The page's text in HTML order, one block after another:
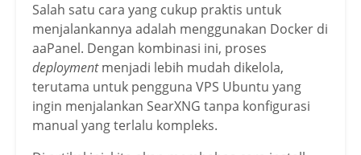
Salah satu cara yang cukup praktis untuk
menjalankannya adalah menggunakan Docker di
aaPanel. Dengan kombinasi ini, proses
deploymentmenjadi lebih mudah dikelola,
terutama untuk pengguna VPS Ubuntu yang
ingin menjalankan SearXNG tanpa konfigurasi
manual yang terlalu kompleks.